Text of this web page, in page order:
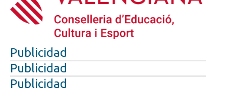
Publicidad
Publicidad
Publicidad